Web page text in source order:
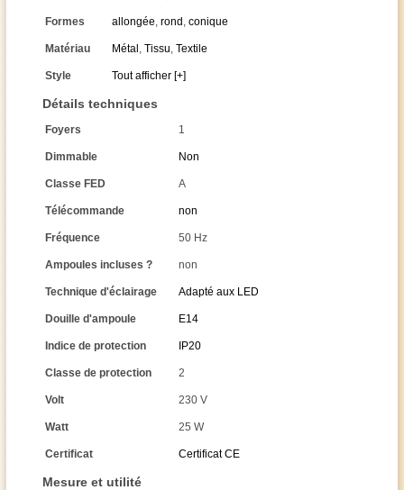
Formes allongée, rond , conique
Matériau Métal , Tissu, Textile
Style Tout afficher [+]
Détails techniques
Foyers 1
Dimmable Non
Classe FED A
Télécommande non
Fréquence 50 Hz
Ampoules incluses ? non
Technique d'éclairage Adapté aux LED
Douille d'ampoule E14
Indice de protection IP20
Classe de protection 2
Volt 230 V
Watt 25 W
Certificat Certificat CE
Mesure et utilité